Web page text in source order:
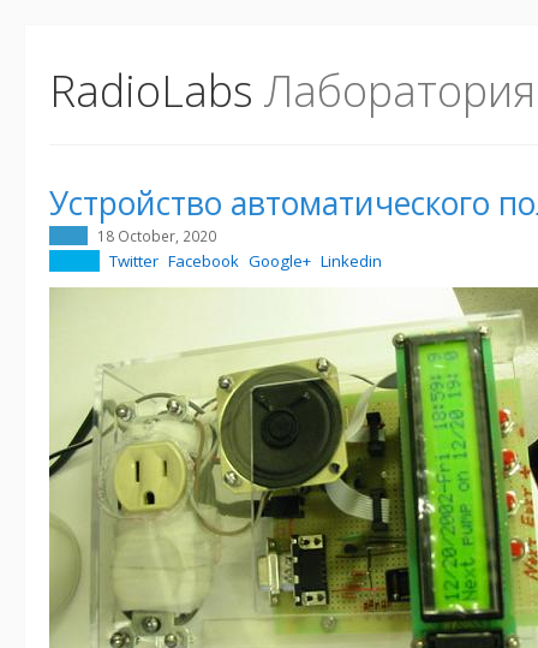
RadioLabs
Устройство автоматического
18 October, 2020
Twitter Facebook Google+ Linkedin